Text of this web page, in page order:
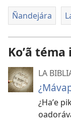
Ñandejára
Koʼã
LA
¿Haʼe